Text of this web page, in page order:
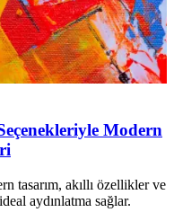
Modern
tasarım, akıllı özellikler ve
aydınlatma sağlar.